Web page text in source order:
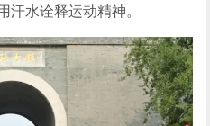
汗水诠释运动精神。